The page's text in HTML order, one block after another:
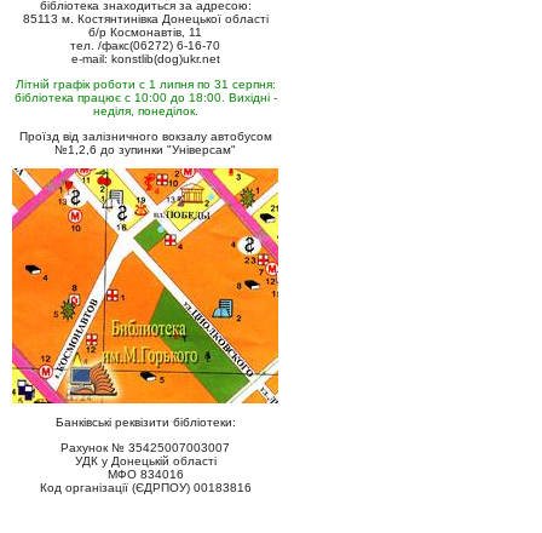
бібліотека знаходиться за адресою:
85113 м. Костянтинівка Донецької області
б/р Космонавтів, 11
тел. /факс(06272) 6-16-70
e-mail: konstlib(dog)ukr.net
Літній графік роботи с 1 липня по 31 серпня:
бібліотека працює с 10:00 до 18:00. Вихідні -
неділя, понеділок.
Проїзд від залізничного вокзалу автобусом
№1,2,6 до зупинки "Універсам"
Банківські реквізити бібліотеки:
Рахунок № 35425007003007
УДК у Донецькій області
МФО 834016
Код організації (ЄДРПОУ) 00183816